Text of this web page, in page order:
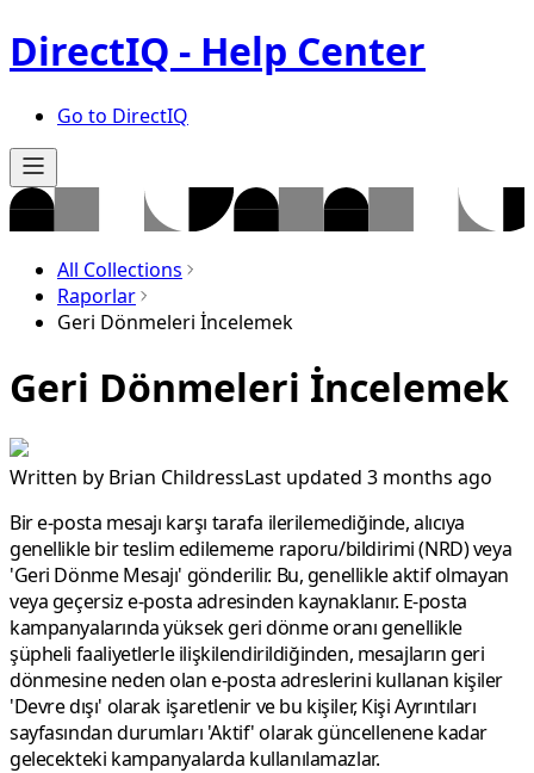
DirectIQ - Help Center
Go to DirectIQ
All Collections
Raporlar
Geri Dönmeleri İncelemek
Geri Dönmeleri İncelemek
Written by Brian ChildressLast updated 3 months ago
Bir e-posta mesajı karşı tarafa ilerilemediğinde, alıcıya
genellikle bir teslim edilememe raporu/bildirimi (NRD) veya
'Geri Dönme Mesajı' gönderilir. Bu, genellikle aktif olmayan
veya geçersiz e-posta adresinden kaynaklanır. E-posta
kampanyalarında yüksek geri dönme oranı genellikle
şüpheli faaliyetlerle ilişkilendirildiğinden, mesajların geri
dönmesine neden olan e-posta adreslerini kullanan kişiler
'Devre dışı' olarak işaretlenir ve bu kişiler, Kişi Ayrıntıları
sayfasından durumları 'Aktif' olarak güncellenene kadar
gelecekteki kampanyalarda kullanılamazlar.